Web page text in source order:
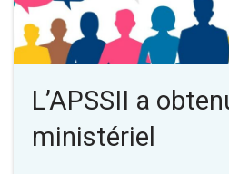
L’APSSII a
ministériel